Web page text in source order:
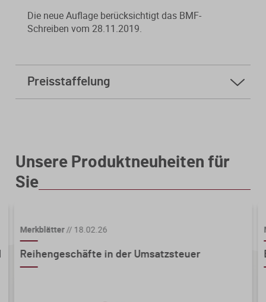
Die neue Auflage berücksichtigt das BMF-
Schreiben vom 28.11.2019.
Preisstaffelung
Unsere Produktneuheiten für
Sie
Merkblätter// 18.02.26
Reihengeschäfte in der Umsatzsteuer